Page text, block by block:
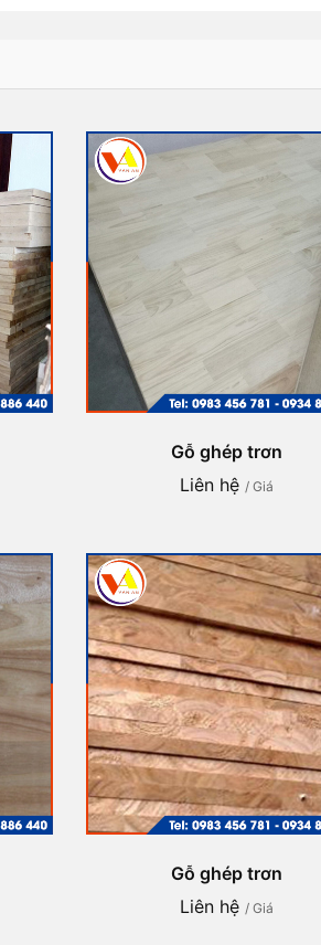
Gỗ ghép trơn
Liên hệ / Giá
Gỗ ghép trơn
Liên hệ / Giá